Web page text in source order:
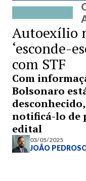
Autoexílio
‘esconde-
com STF
Com
Bolsonaro
notificá-lo de
edital
03/05/2025
JOÃO